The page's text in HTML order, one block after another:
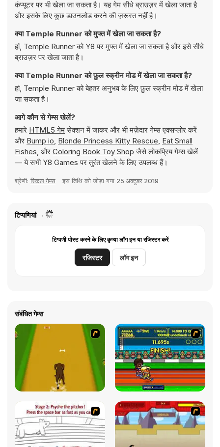
कंप्यूटर पर भी खेला जा सकता है। यह गेम सीधे ब्राउज़र में खेला जाता है
और इसके लिए कुछ डाउनलोड करने की ज़रूरत नहीं है।
क्या Temple Runner को मुफ्त में खेला जा सकता है?
हां, Temple Runner को Y8 पर मुफ्त में खेला जा सकता है और इसे सीधे
ब्राउज़र पर खेला जाता है।
क्या Temple Runner को फ़ुल स्क्रीन मोड में खेला जा सकता है?
हां, Temple Runner को बेहतर अनुभव के लिए फ़ुल स्क्रीन मोड में खेला
जा सकता है।
आगे कौन से गेम्स खेलें?
हमारे HTML5 गेमसेक्शन में जाकर और भी मज़ेदार गेम्स एक्सप्लोर करें
और Bump io, Blonde Princess Kitty Rescue, Eat Small
Fishes, और Coloring Book Toy Shop जैसे लोकप्रिय गेम्स खेलें
— ये सभी Y8 Games पर तुरंत खेलने के लिए उपलब्ध हैं।
श्रेणी: स्किल गेम्स इस तिथि को जोड़ा गया 25 अक्टूबर 2019
टिप्पणियां
टिप्पणी पोस्ट करने के लिए कृप्या लॉग इन या रजिस्टर करें
रजिस्टर लॉग इन
संबंधित गेम्स